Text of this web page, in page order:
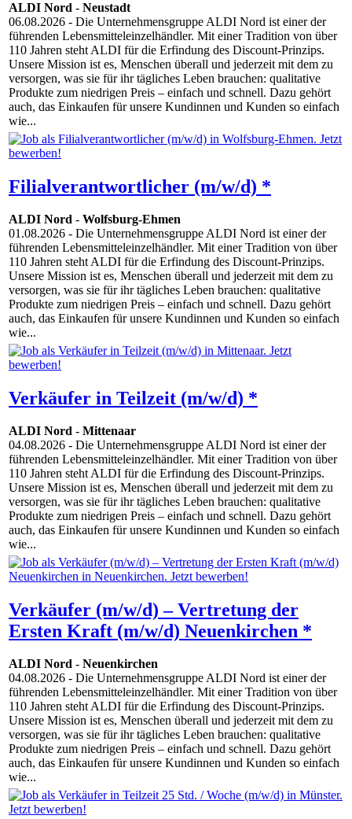
ALDI Nord - Neustadt
06.08.2026 - Die Unternehmensgruppe ALDI Nord ist einer der
führenden Lebensmitteleinzelhändler. Mit einer Tradition von über
110 Jahren steht ALDI für die Erfindung des Discount-Prinzips.
Unsere Mission ist es, Menschen überall und jederzeit mit dem zu
versorgen, was sie für ihr tägliches Leben brauchen: qualitative
Produkte zum niedrigen Preis – einfach und schnell. Dazu gehört
auch, das Einkaufen für unsere Kundinnen und Kunden so einfach
wie...
Filialverantwortlicher (m/w/d) *
ALDI Nord - Wolfsburg-Ehmen
01.08.2026 - Die Unternehmensgruppe ALDI Nord ist einer der
führenden Lebensmitteleinzelhändler. Mit einer Tradition von über
110 Jahren steht ALDI für die Erfindung des Discount-Prinzips.
Unsere Mission ist es, Menschen überall und jederzeit mit dem zu
versorgen, was sie für ihr tägliches Leben brauchen: qualitative
Produkte zum niedrigen Preis – einfach und schnell. Dazu gehört
auch, das Einkaufen für unsere Kundinnen und Kunden so einfach
wie...
Verkäufer in Teilzeit (m/w/d) *
ALDI Nord - Mittenaar
04.08.2026 - Die Unternehmensgruppe ALDI Nord ist einer der
führenden Lebensmitteleinzelhändler. Mit einer Tradition von über
110 Jahren steht ALDI für die Erfindung des Discount-Prinzips.
Unsere Mission ist es, Menschen überall und jederzeit mit dem zu
versorgen, was sie für ihr tägliches Leben brauchen: qualitative
Produkte zum niedrigen Preis – einfach und schnell. Dazu gehört
auch, das Einkaufen für unsere Kundinnen und Kunden so einfach
wie...
Verkäufer (m/w/d) – Vertretung der
Ersten Kraft (m/w/d) Neuenkirchen *
ALDI Nord - Neuenkirchen
04.08.2026 - Die Unternehmensgruppe ALDI Nord ist einer der
führenden Lebensmitteleinzelhändler. Mit einer Tradition von über
110 Jahren steht ALDI für die Erfindung des Discount-Prinzips.
Unsere Mission ist es, Menschen überall und jederzeit mit dem zu
versorgen, was sie für ihr tägliches Leben brauchen: qualitative
Produkte zum niedrigen Preis – einfach und schnell. Dazu gehört
auch, das Einkaufen für unsere Kundinnen und Kunden so einfach
wie...